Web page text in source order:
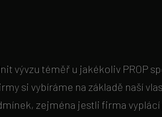
vývzu téměř u jakékoliv PROP
si vybíráme na základě naší
zejména jestli firma vyplácí